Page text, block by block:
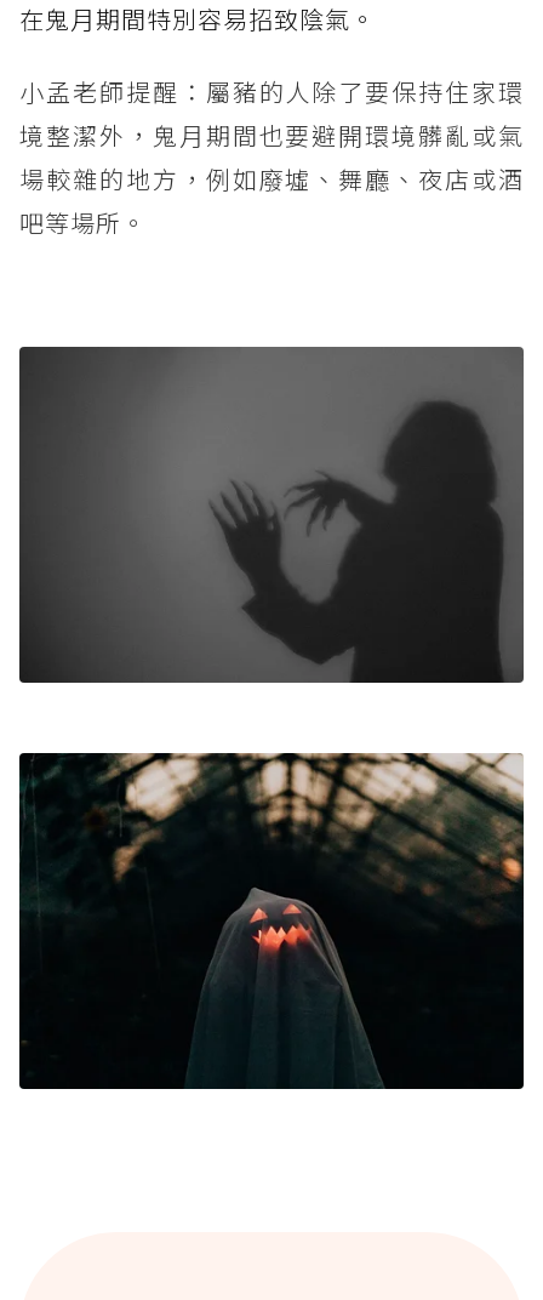
在鬼月期間特別容易招致陰氣。
小孟老師提醒：屬豬的人除了要保持住家環
境整潔外，鬼月期間也要避開環境髒亂或氣
場較雜的地方，例如廢墟、舞廳、夜店或酒
吧等場所。